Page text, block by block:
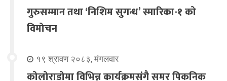
गुरुसम्मान तथा ‘निशिम सुगन्ध’ स्मारिका-१ को
विमोचन
१९ श्रावण २०८३, मंगलवार
कोलोराडोमा विभिन्न कार्यक्रमसंगै समर पिकनिक